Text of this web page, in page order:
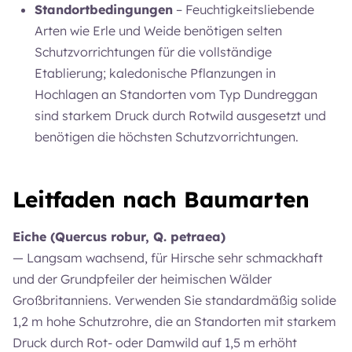
Standortbedingungen – Feuchtigkeitsliebende
Arten wie Erle und Weide benötigen selten
Schutzvorrichtungen für die vollständige
Etablierung; kaledonische Pflanzungen in
Hochlagen an Standorten vom Typ Dundreggan
sind starkem Druck durch Rotwild ausgesetzt und
benötigen die höchsten Schutzvorrichtungen.
Leitfaden nach Baumarten
Eiche (Quercus robur, Q. petraea)
— Langsam wachsend, für Hirsche sehr schmackhaft
und der Grundpfeiler der heimischen Wälder
Großbritanniens. Verwenden Sie standardmäßig solide
1,2 m hohe Schutzrohre, die an Standorten mit starkem
Druck durch Rot- oder Damwild auf 1,5 m erhöht